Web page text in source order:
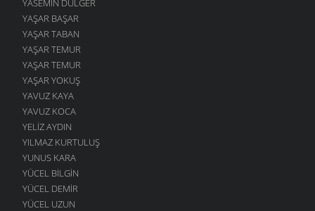
YAŞAR BAŞAR
YAŞAR TABAN
YAŞAR TEMUR
YAŞAR TEMUR
YAŞAR YOKUŞ
YAVUZ KAYA
YAVUZ KOCA
YELIZ AYDIN
YILMAZ KURTULUŞ
YUNUS KARA
YÜCEL BILGIN
YÜCEL DEMIR
YÜCEL UZUN